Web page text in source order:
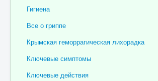
Гигиена
Все о гриппе
Крымская геморрагическая лихорадка
Ключевые симптомы
Ключевые действия